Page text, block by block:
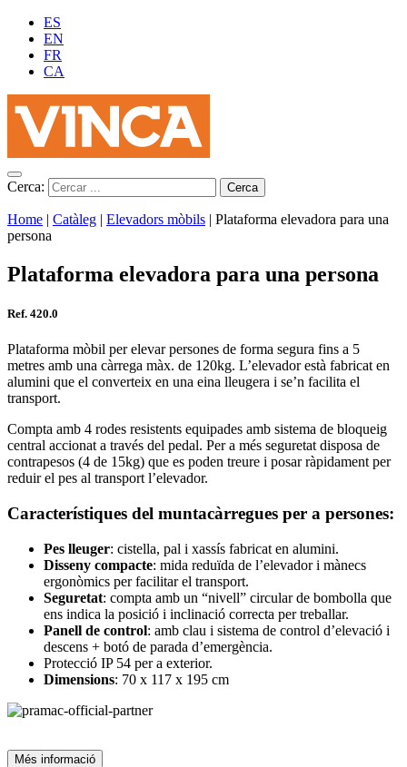
ES
EN
FR
CA
Cerca:
Home | Catàleg | Elevadors mòbils | Plataforma elevadora para una
persona
Plataforma elevadora para una persona
Ref. 420.0
Plataforma mòbil per elevar persones de forma segura fins a 5
metres amb una càrrega màx. de 120kg. L’elevador està fabricat en
alumini que el converteix en una eina lleugera i se’n facilita el
transport.
Compta amb 4 rodes resistents equipades amb sistema de bloqueig
central accionat a través del pedal. Per a més seguretat disposa de
contrapesos (4 de 15kg) que es poden treure i posar ràpidament per
reduir el pes al transport l’elevador.
Característiques del muntacàrregues per a persones:
Pes lleuger: cistella, pal i xassís fabricat en alumini.
Disseny compacte: mida reduïda de l’elevador i mànecs
ergonòmics per facilitar el transport.
Seguretat: compta amb un “nivell” circular de bombolla que
ens indica la posició i inclinació correcta per treballar.
Panell de control: amb clau i sistema de control d’elevació i
descens + botó de parada d’emergència.
Protecció IP 54 per a exterior.
Dimensions: 70 x 117 x 195 cm
Més informació